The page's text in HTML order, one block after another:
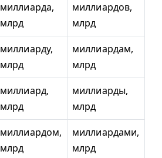
миллиарда,
млрд
миллиардов,
млрд
миллиарду,
млрд
миллиардам,
млрд
миллиард,
млрд
миллиарды,
млрд
миллиардом,
млрд
миллиардами,
млрд